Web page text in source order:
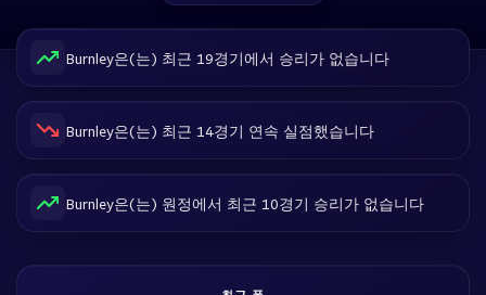
Burnley은(는) 최근 19경기에서 승리가 없습니다
Burnley은(는) 최근 14경기 연속 실점했습니다
Burnley은(는) 원정에서 최근 10경기 승리가 없습니다